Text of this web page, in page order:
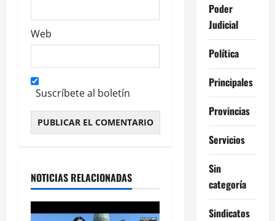
Web
Suscríbete al boletín
NOTICIAS RELACIONADAS
Poder
Judicial
Política
Principales
Provincias
Servicios
Sin
categoría
Sindicatos